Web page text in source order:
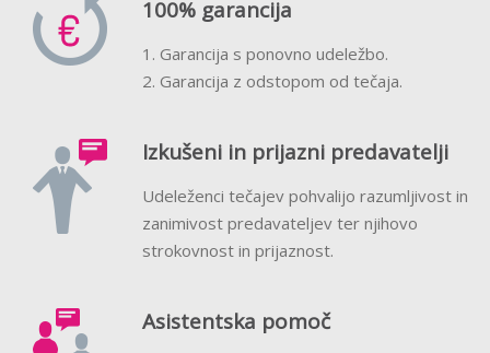
100% garancija
1. Garancija s ponovno udeležbo.
2. Garancija z odstopom od tečaja.
Izkušeni in prijazni predavatelji
Udeleženci tečajev pohvalijo razumljivost in
zanimivost predavateljev ter njihovo
strokovnost in prijaznost.
Asistentska pomoč